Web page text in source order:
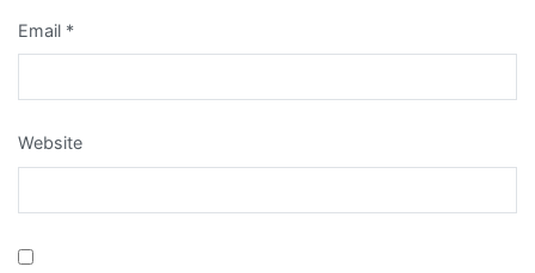
Email *
Website